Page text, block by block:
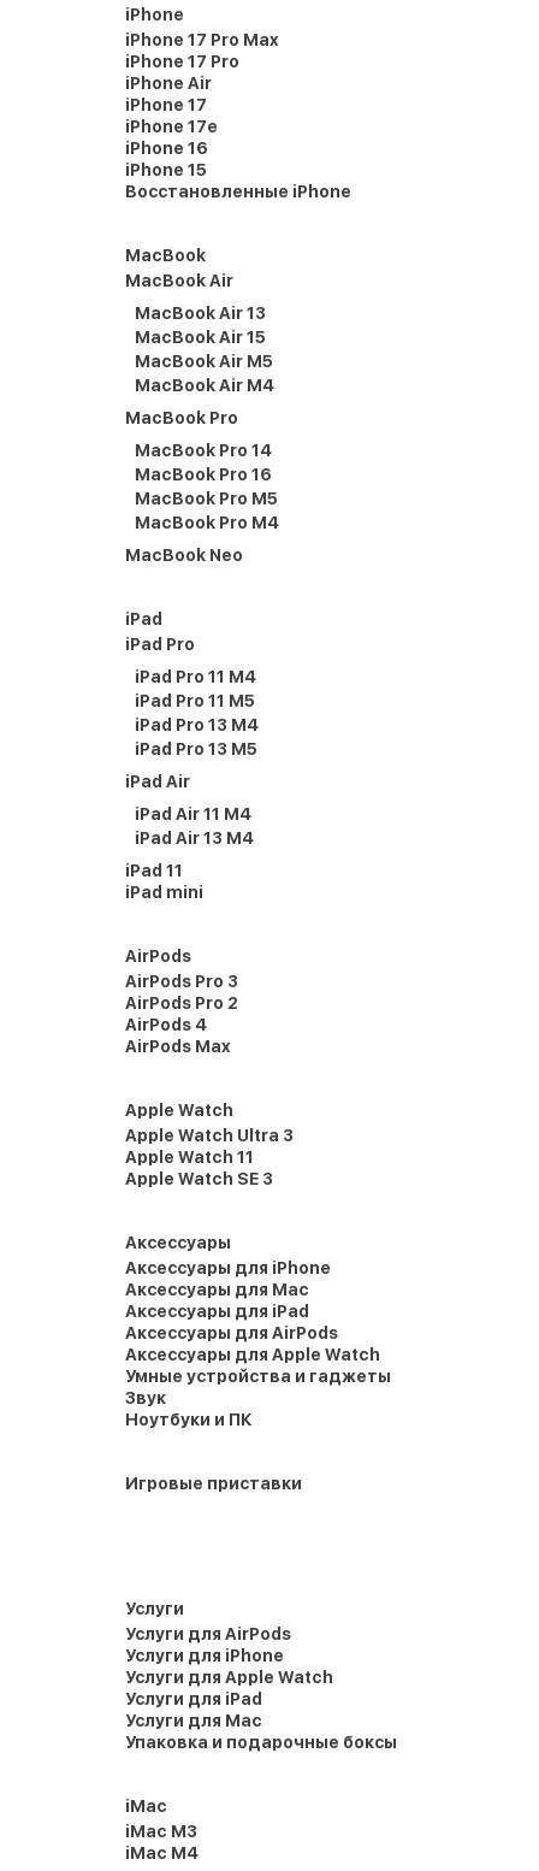
iPhone
iPhone 17 Pro Max
iPhone 17 Pro
iPhone Air
iPhone 17
iPhone 17e
iPhone 16
iPhone 15
Восстановленные iPhone
MacBook
MacBook Air
MacBook Air 13
MacBook Air 15
MacBook Air M5
MacBook Air M4
MacBook Pro
MacBook Pro 14
MacBook Pro 16
MacBook Pro M5
MacBook Pro M4
MacBook Neo
iPad
iPad Pro
iPad Pro 11 M4
iPad Pro 11 M5
iPad Pro 13 M4
iPad Pro 13 M5
iPad Air
iPad Air 11 M4
iPad Air 13 M4
iPad 11
iPad mini
AirPods
AirPods Pro 3
AirPods Pro 2
AirPods 4
AirPods Max
Apple Watch
Apple Watch Ultra 3
Apple Watch 11
Apple Watch SE 3
Аксессуары
Аксессуары для iPhone
Аксессуары для Mac
Аксессуары для iPad
Аксессуары для AirPods
Аксессуары для Apple Watch
Умные устройства и гаджеты
Звук
Ноутбуки и ПК
Игровые приставки
Услуги
Услуги для AirPods
Услуги для iPhone
Услуги для Apple Watch
Услуги для iPad
Услуги для Mac
Упаковка и подарочные боксы
iMac
iMac M3
iMac M4